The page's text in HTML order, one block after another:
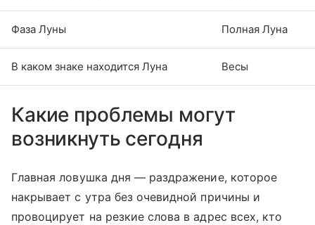
Фаза Луны Полная Луна
В каком знаке находится Луна Весы
Какие проблемы могут
возникнуть сегодня
Главная ловушка дня — раздражение, которое
накрывает с утра без очевидной причины и
провоцирует на резкие слова в адрес всех, кто